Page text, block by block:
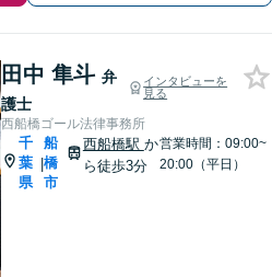
田中 隼斗 弁
護士
インタビューを
見る
西船橋ゴール法律事務所
千
葉
県
|
船
橋
市
西船橋駅 か
ら徒歩3分
営業時間：09:00~
20:00（平日）